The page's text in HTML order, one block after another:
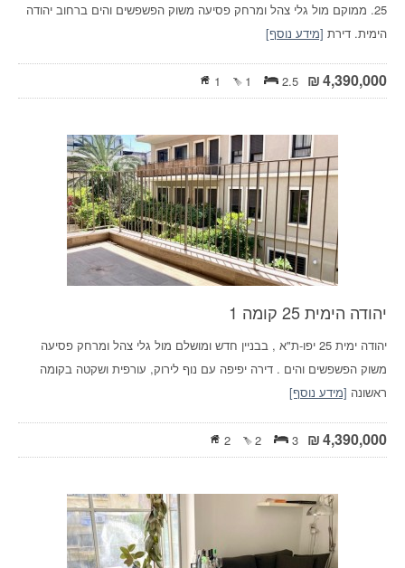
25. ממוקם מול גלי צהל ומרחק פסיעה משוק הפשפשים והים ברחוב יהודה
הימית. דירת [מידע נוסף]
2.5
1
1 ₪4,390,000
יהודה הימית 25 קומה 1
יהודה ימית 25 יפו-ת"א , בבניין חדש ומושלם מול גלי צהל ומרחק פסיעה
משוק הפשפשים והים . דירה יפיפה עם נוף לירוק, עורפית ושקטה בקומה
ראשונה [מידע נוסף]
3
2
2 ₪4,390,000